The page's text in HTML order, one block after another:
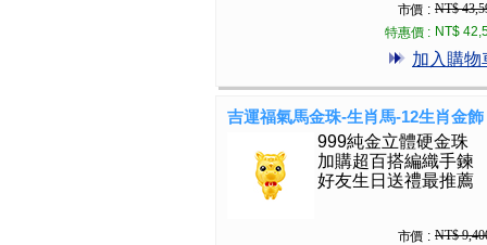
市價 : NT$
特惠價 : NT$
加入購物
吉運福氣馬金珠-生肖馬-12生肖金飾
999純金立體硬金珠
加購超百搭編織手鍊
好友生日送禮最推薦
市價 : NT$